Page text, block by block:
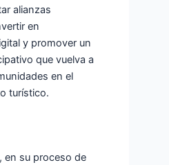
alianzas
en
y promover un
que vuelva a
en el
turístico.
en su proceso de